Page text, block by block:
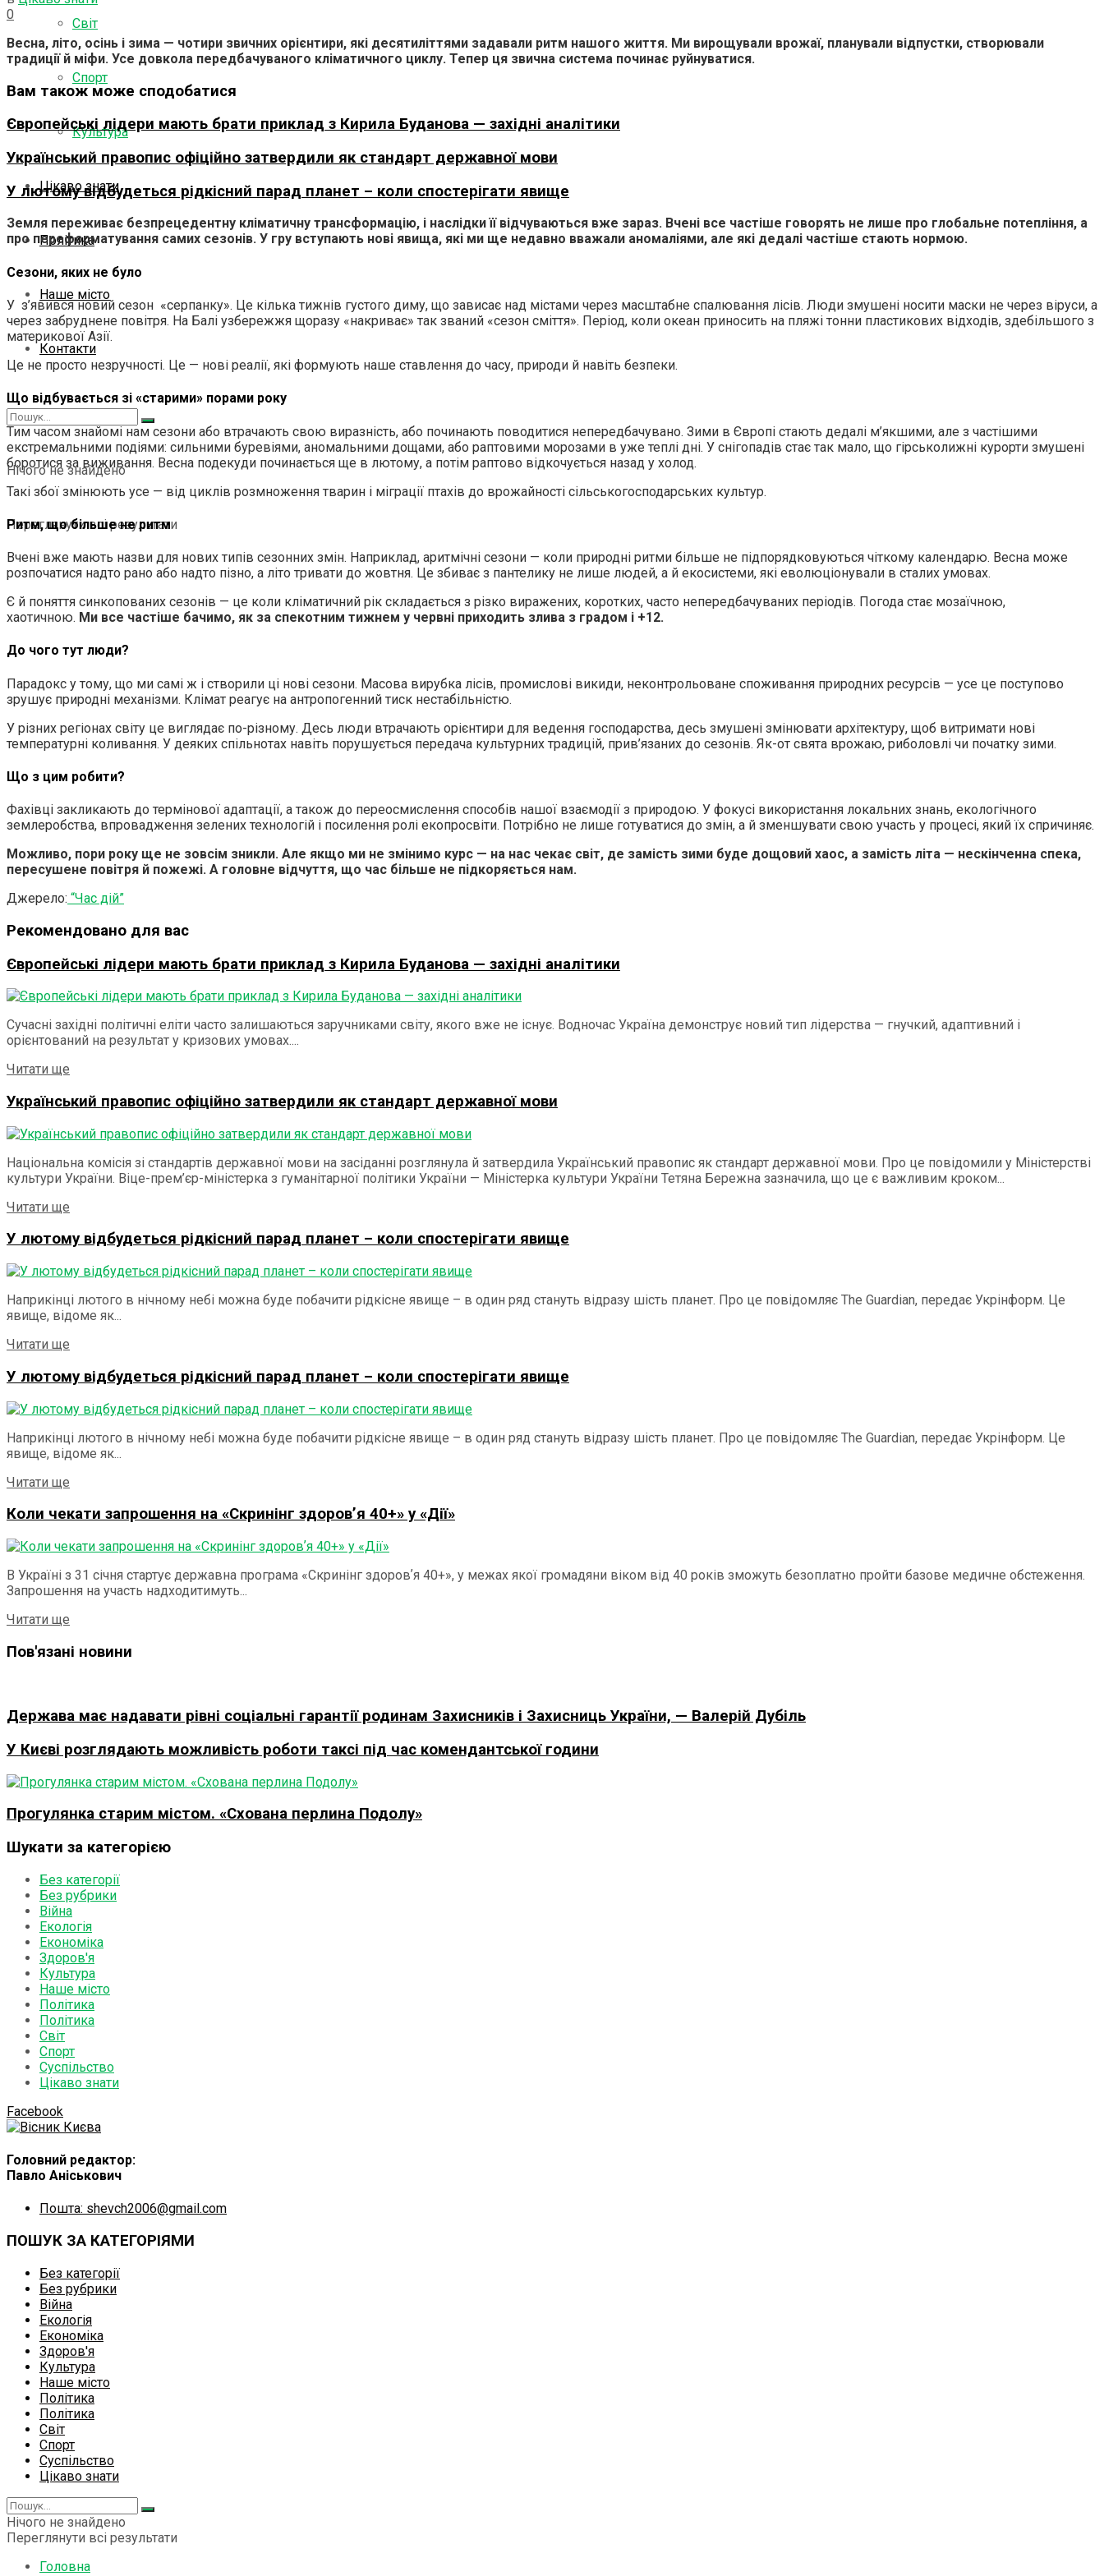
Світ
Спорт
Культура
Цікаво знати
Політика
Наше місто
Контакти
Нічого не знайдено
Переглянути всі результати
0
Весна, літо, осінь і зима — чотири звичних орієнтири, які десятиліттями задавали ритм нашого життя. Ми вирощували врожаї, планували відпустки, створювали
традиції й міфи. Усе довкола передбачуваного кліматичного циклу. Тепер ця звична система починає руйнуватися.
Вам також може сподобатися
Європейські лідери мають брати приклад з Кирила Буданова — західні аналітики
Український правопис офіційно затвердили як стандарт державної мови
У лютому відбудеться рідкісний парад планет – коли спостерігати явище
Земля переживає безпрецедентну кліматичну трансформацію, і наслідки її відчуваються вже зараз. Вчені все частіше говорять не лише про глобальне потепління, а
про переформатування самих сезонів. У гру вступають нові явища, які ми ще недавно вважали аномаліями, але які дедалі частіше стають нормою.
Сезони, яких не було
У з’явився новий сезон «серпанку». Це кілька тижнів густого диму, що зависає над містами через масштабне спалювання лісів. Люди змушені носити маски не через віруси, а
через забруднене повітря. На Балі узбережжя щоразу «накриває» так званий «сезон сміття». Період, коли океан приносить на пляжі тонни пластикових відходів, здебільшого з
материкової Азії.
Це не просто незручності. Це — нові реалії, які формують наше ставлення до часу, природи й навіть безпеки.
Що відбувається зі «старими» порами року
Тим часом знайомі нам сезони або втрачають свою виразність, або починають поводитися непередбачувано. Зими в Європі стають дедалі м’якшими, але з частішими
екстремальними подіями: сильними буревіями, аномальними дощами, або раптовими морозами в уже теплі дні. У снігопадів стає так мало, що гірськолижні курорти змушені
боротися за виживання. Весна подекуди починається ще в лютому, а потім раптово відкочується назад у холод.
Такі збої змінюють усе — від циклів розмноження тварин і міграції птахів до врожайності сільськогосподарських культур.
Ритм, що більше не ритм
Вчені вже мають назви для нових типів сезонних змін. Наприклад, аритмічні сезони — коли природні ритми більше не підпорядковуються чіткому календарю. Весна може
розпочатися надто рано або надто пізно, а літо тривати до жовтня. Це збиває з пантелику не лише людей, а й екосистеми, які еволюціонували в сталих умовах.
Є й поняття синкопованих сезонів — це коли кліматичний рік складається з різко виражених, коротких, часто непередбачуваних періодів. Погода стає мозаїчною,
хаотичною. Ми все частіше бачимо, як за спекотним тижнем у червні приходить злива з градом і +12.
До чого тут люди?
Парадокс у тому, що ми самі ж і створили ці нові сезони. Масова вирубка лісів, промислові викиди, неконтрольоване споживання природних ресурсів — усе це поступово
зрушує природні механізми. Клімат реагує на антропогенний тиск нестабільністю.
У різних регіонах світу це виглядає по-різному. Десь люди втрачають орієнтири для ведення господарства, десь змушені змінювати архітектуру, щоб витримати нові
температурні коливання. У деяких спільнотах навіть порушується передача культурних традицій, прив’язаних до сезонів. Як-от свята врожаю, риболовлі чи початку зими.
Що з цим робити?
Фахівці закликають до термінової адаптації, а також до переосмислення способів нашої взаємодії з природою. У фокусі використання локальних знань, екологічного
землеробства, впровадження зелених технологій і посилення ролі екопросвіти. Потрібно не лише готуватися до змін, а й зменшувати свою участь у процесі, який їх спричиняє.
Можливо, пори року ще не зовсім зникли. Але якщо ми не змінимо курс — на нас чекає світ, де замість зими буде дощовий хаос, а замість літа — нескінченна спека,
пересушене повітря й пожежі. А головне відчуття, що час більше не підкоряється нам.
Джерело: “Час дій”
Рекомендовано для вас
Європейські лідери мають брати приклад з Кирила Буданова — західні аналітики
Сучасні західні політичні еліти часто залишаються заручниками світу, якого вже не існує. Водночас Україна демонструє новий тип лідерства — гнучкий, адаптивний і
орієнтований на результат у кризових умовах....
Читати ще
Український правопис офіційно затвердили як стандарт державної мови
Національна комісія зі стандартів державної мови на засіданні розглянула й затвердила Український правопис як стандарт державної мови. Про це повідомили у Міністерстві
культури України. Віце-прем’єр-міністерка з гуманітарної політики України — Міністерка культури України Тетяна Бережна зазначила, що це є важливим кроком...
Читати ще
У лютому відбудеться рідкісний парад планет – коли спостерігати явище
Наприкінці лютого в нічному небі можна буде побачити рідкісне явище – в один ряд стануть відразу шість планет. Про це повідомляє The Guardian, передає Укрінформ. Це
явище, відоме як...
Читати ще
У лютому відбудеться рідкісний парад планет – коли спостерігати явище
Наприкінці лютого в нічному небі можна буде побачити рідкісне явище – в один ряд стануть відразу шість планет. Про це повідомляє The Guardian, передає Укрінформ. Це
явище, відоме як...
Читати ще
Коли чекати запрошення на «Скринінг здоровʼя 40+» у «Дії»
В Україні з 31 січня стартує державна програма «Скринінг здоровʼя 40+», у межах якої громадяни віком від 40 років зможуть безоплатно пройти базове медичне обстеження.
Запрошення на участь надходитимуть...
Читати ще
Пов'язані новини
Держава має надавати рівні соціальні гарантії родинам Захисників і Захисниць України, — Валерій Дубіль
У Києві розглядають можливість роботи таксі під час комендантської години
Прогулянка старим містом. «Схована перлина Подолу»
Шукати за категорією
Без категорії
Без рубрики
Війна
Екологія
Економіка
Здоров'я
Культура
Наше місто
Політика
Політика
Світ
Спорт
Суспільство
Цікаво знати
Facebook
Головний редактор:
Павло Аніськович
Пошта: shevch2006@gmail.com
ПОШУК ЗА КАТЕГОРІЯМИ
Без категорії
Без рубрики
Війна
Екологія
Економіка
Здоров'я
Культура
Наше місто
Політика
Політика
Світ
Спорт
Суспільство
Цікаво знати
Нічого не знайдено
Переглянути всі результати
Головна